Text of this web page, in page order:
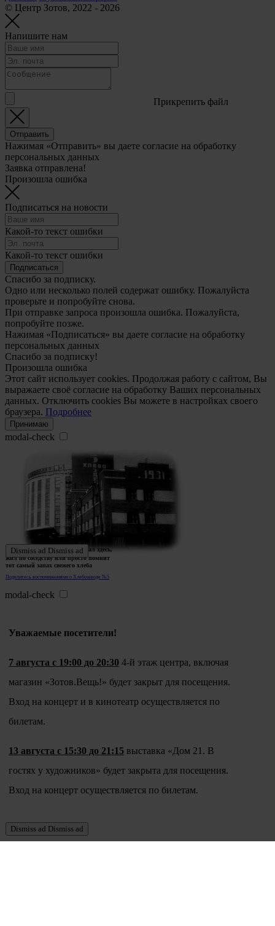
© Центр Зотов, 2022 - 2026
Напишите нам
Прикрепить файл
Отправить
Нажимая «Отправить» вы даете согласие на обработку
персональных данных
Заявка отправлена!
Произошла ошибка
Подписаться на новости
Какой-то текст ошибки
Какой-то текст ошибки
Подписаться
Спасибо за подписку.
Одно или несколько полей содержат ошибку. Пожалуйста
проверьте и попробуйте снова.
При отправке запроса произошла ошибка. Пожалуйста,
попробуйте позже.
Нажимая «Подписаться» вы даете согласие на обработку
персональных данных
Спасибо за подписку!
Произошла ошибка
Этот сайт использует cookies. Продолжая работу с сайтом, Вы
выражаете своё согласие на обработку Ваших персональных
данных. Отключить cookies Вы можете в настройках своего
браузера. Подробнее
Принимаю
modal-check
Поделитесь воспоминаниями о Хлебозаводе №5
Ждем истории тех, кто работал здесь,
жил по соседству или просто помнит
тот самый запах свежего хлеба
Dismiss ad Dismiss ad
modal-check
Уважаемые посетители!
7 августа с 19:00 до 20:30 4-й этаж центра, включая
магазин «Зотов.Вещь!» будет закрыт для посещения.
Вход на концерт и в кинотеатр осуществляется по
билетам.
13 августа с 15:30 до 21:15 выставка «Дом 21. В
гостях у художников» будет закрыта для посещения.
Вход на концерт осуществляется по билетам.
Dismiss ad Dismiss ad